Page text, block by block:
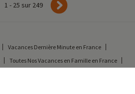
1 - 25 sur 249
Vacances Dernière Minute en France
Toutes Nos Vacances en Famille en France